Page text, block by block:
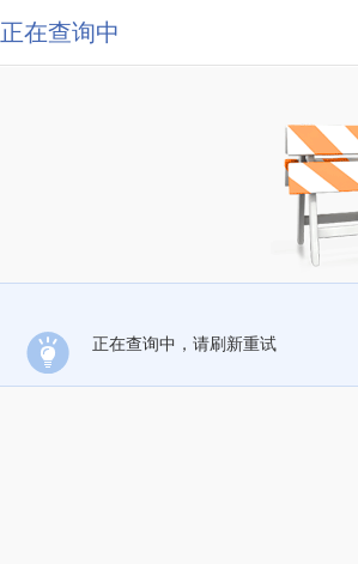
正在查询中
正在查询中，请刷新重试